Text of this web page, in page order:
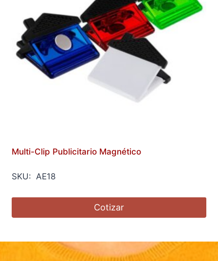
Multi-Clip Publicitario Magnético
SKU: AE18
Cotizar